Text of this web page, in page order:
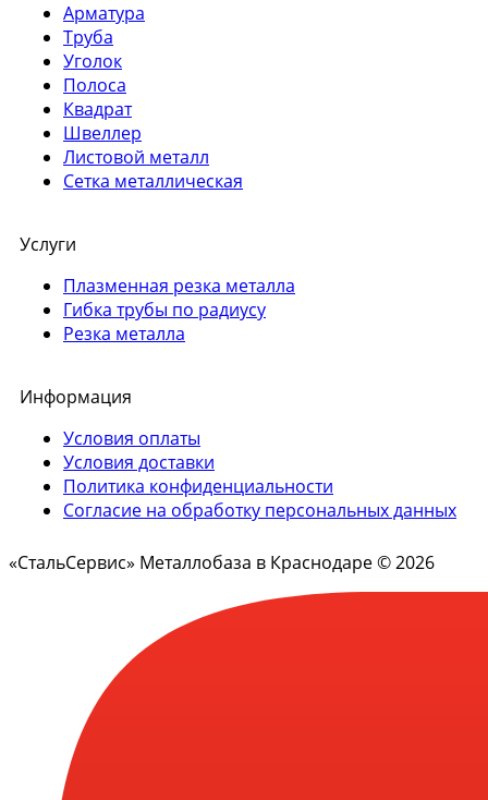
Арматура
Труба
Уголок
Полоса
Квадрат
Швеллер
Листовой металл
Сетка металлическая
Услуги
Плазменная резка металла
Гибка трубы по радиусу
Резка металла
Информация
Условия оплаты
Условия доставки
Политика конфиденциальности
Согласие на обработку персональных данных
«СтальСервис» Металлобаза в Краснодаре © 2026